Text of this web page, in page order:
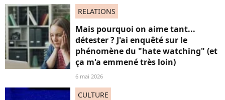
RELATIONS
Mais pourquoi on aime tant...
détester ? J'ai enquêté sur le
phénomène du "hate watching" (et
ça m'a emmené très loin)
6 mai 2026
CULTURE